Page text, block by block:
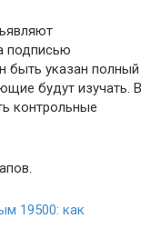
подписью
быть указан полный
будут изучать. В
контрольные
19500: как